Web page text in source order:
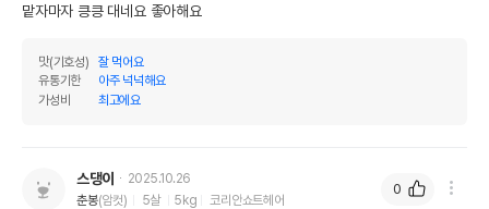
제조국 또는 원산지
제조자,수입품의 경우
수입자를 함께 표기
유통기한이 최소 2026.12.04이거나 그
맡자마자 킁킁 대네요 좋아해요
맛(기호성)
잘 먹어요
유통기한
아주 넉넉해요
가성비
최고에요
스댕이
2025.10.26
춘봉(암컷) 5살 5kg 코리안쇼트헤어
0